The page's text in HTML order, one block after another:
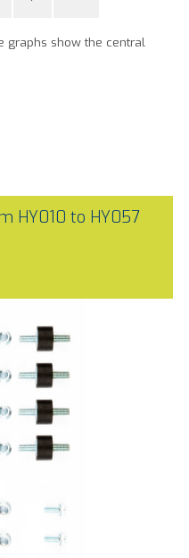
graphs show the central
HY010 to HY057